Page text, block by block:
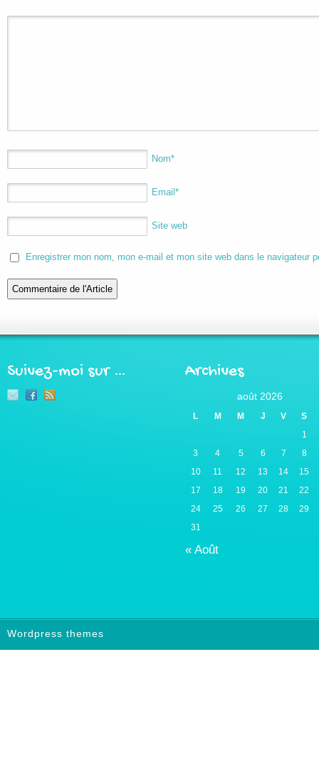
Nom*
Email*
Site web
Enregistrer mon nom, mon e-mail et mon site web dans le navigateur
Suivez-moi sur … Archives
août 2026
L M M J V S
« Août
1
3
4 5 6 7
8
10
11 12 13 14
15
17
18 19 20 21
22
24
25 26 27 28
29
31
Wordpress themes